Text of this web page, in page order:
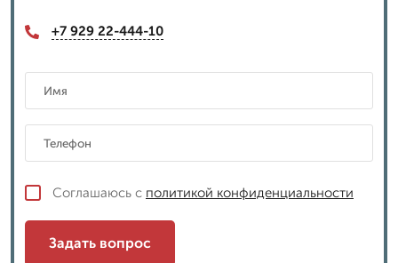
+7 929 22-444-10
Соглашаюсь с политикой конфиденциальности
Задать вопрос